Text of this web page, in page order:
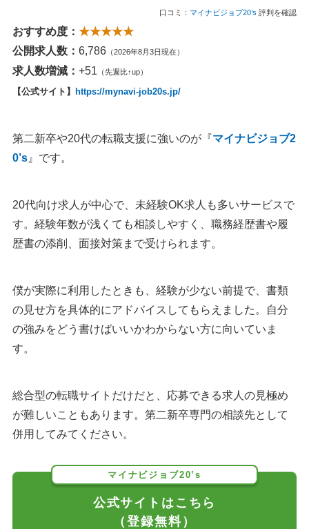
口コミ： マイナビジョブ20’s 評判を確認
おすすめ度： ★★★★★
公開求人数： 6,786 （2026年8月3日現在）
求人数増減： +51 （先週比↑up）
【公式サイト】 https://mynavi-job20s.jp/
第二新卒や20代の転職支援に強いのが『マイナビジョブ2
0’s 』です。
20代向け求人が中心で、未経験OK求人も多いサービスで
す。経験年数が浅くても相談しやすく、職務経歴書や履
歴書の添削、面接対策まで受けられます。
僕が実際に利用したときも、経験が少ない前提で、書類
の見せ方を具体的にアドバイスしてもらえました。自分
の強みをどう書けばいいかわからない方に向いていま
す。
総合型の転職サイトだけだと、応募できる求人の見極め
が難しいこともあります。第二新卒専門の相談先として
併用してみてください。
マイナビジョブ20’s
公式サイトはこちら
（登録無料）